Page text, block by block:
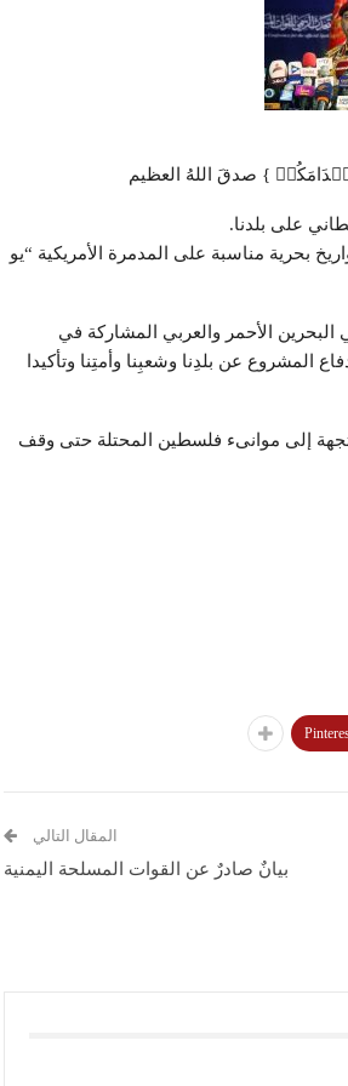
} صدقَ اللهُ العظيم
على بلدنا.
بحرية مناسبة على المدمرة الأمريكية “يو
البحرين الأحمر والعربي المشاركة في
عن بلدِنا وشعبِنا وأمتِنا وتأكيدا
إلى موانىء فلسطين المحتلة حتى وقف
المقال التالي
بيانٌ صادرٌ عن القوات المسلحة اليمنية